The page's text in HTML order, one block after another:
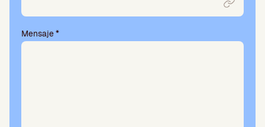
Mensaje*